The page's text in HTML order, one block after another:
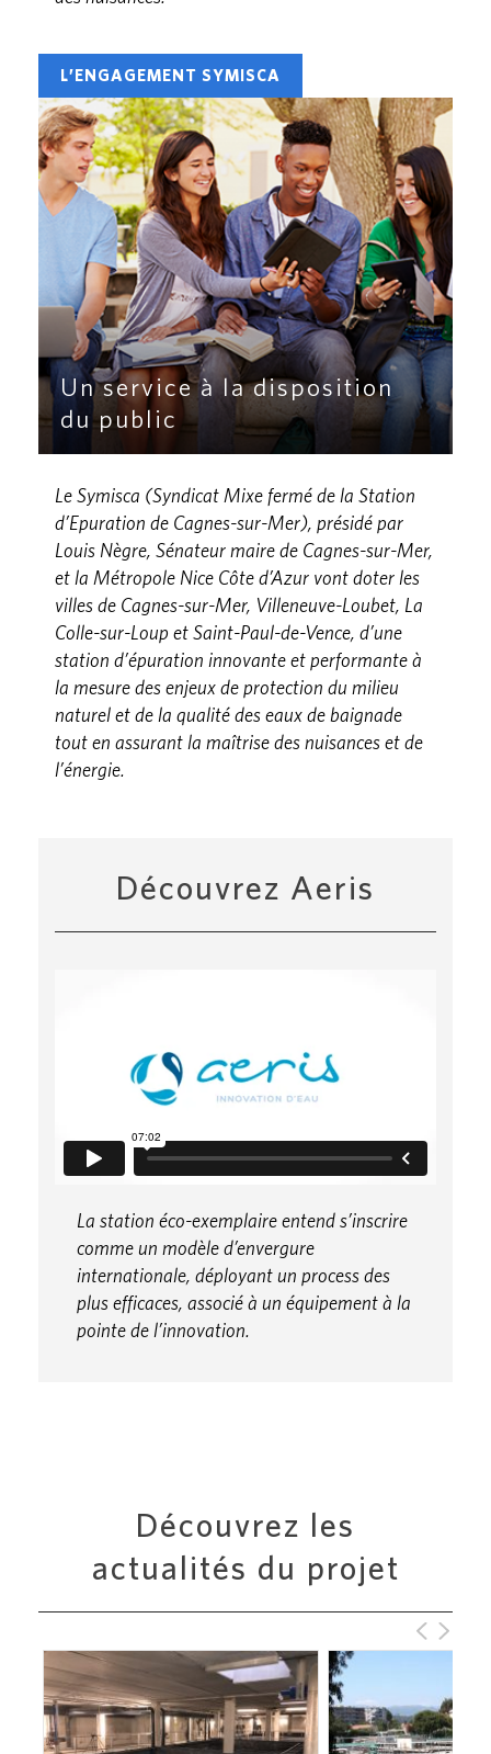
L’ENGAGEMENT SYMISCA
Un service à la disposition
du public
Le Symisca (Syndicat Mixe fermé de la Station
d’Epuration de Cagnes-sur-Mer), présidé par
Louis Nègre, Sénateur maire de Cagnes-sur-Mer,
et la Métropole Nice Côte d’Azur vont doter les
villes de Cagnes-sur-Mer, Villeneuve-Loubet, La
Colle-sur-Loup et Saint-Paul-de-Vence, d’une
station d’épuration innovante et performanteà
la mesure des enjeux de protection du milieu
naturel et de la qualité des eaux de baignade
tout en assurant la maîtrisedes nuisances et de
l’énergie.
Découvrez Aeris
La station éco-exemplaire entend s’inscrire
comme un modèle d’envergure
internationale, déployant un process des
plus efficaces, associé à un équipement à la
pointe de l’innovation.
Découvrez les
actualités du projet